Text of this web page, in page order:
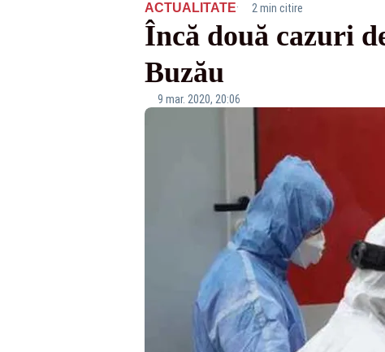
ACTUALITATE· 2 min citire
Încă două cazuri
Buzău
9 mar. 2020, 20:06